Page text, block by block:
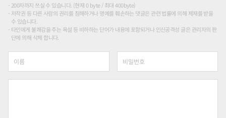
200자까지 쓰실 수 있습니다. (현재 0 byte / 최대 400byte)
저작권 등 다른 사람의 권리를 침해하거나 명예를 훼손하는 댓글은 관련 법률에 의해 제재를 받을
수 있습니다.
타인에게 불쾌감을 주는 욕설 등 비하하는 단어가 내용에 포함되거나 인신공격성 글은 관리자의 판
단에 의해 삭제 합니다.